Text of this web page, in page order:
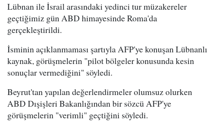
Lübnan ile İsrail arasındaki yedinci tur müzakereler
geçtiğimiz gün ABD himayesinde Roma'da
gerçekleştirildi.
İsminin açıklanmaması şartıyla AFP'ye konuşan Lübnanlı
kaynak, görüşmelerin "pilot bölgeler konusunda kesin
sonuçlar vermediğini" söyledi.
Beyrut'tan yapılan değerlendirmeler olumsuz olurken
ABD Dışişleri Bakanlığından bir sözcü AFP'ye
görüşmelerin "verimli" geçtiğini söyledi.